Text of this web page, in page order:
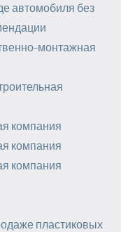
автомобиля без
монтажная
компания
компания
компания
пластиковых